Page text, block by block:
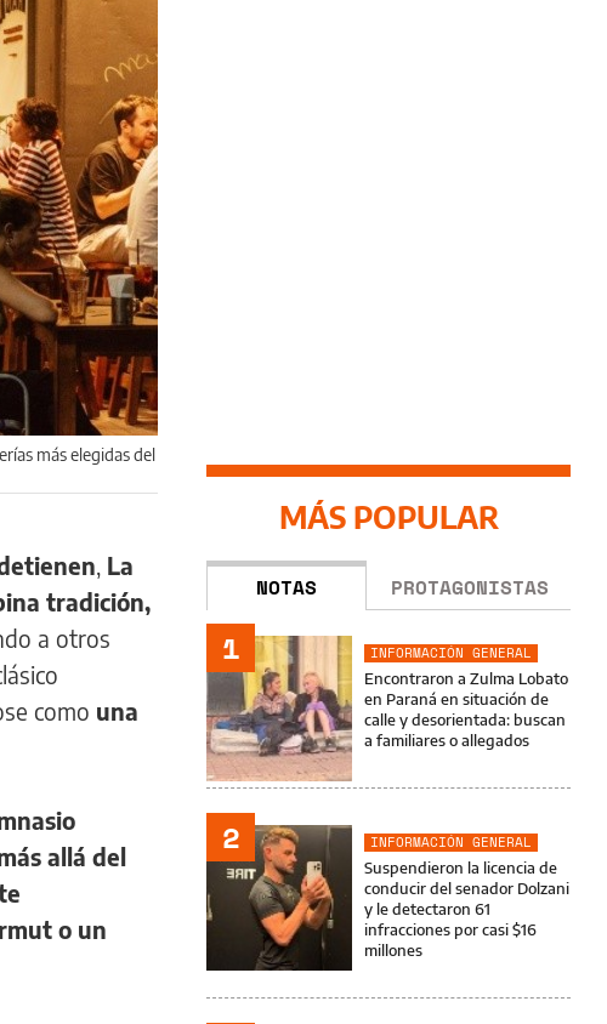
más elegidas del
La
tradición,
a otros
como una
allá del
o un
MÁS POPULAR
NOTAS PROTAGONISTAS
1
INFORMACIÓN GENERAL
Encontraron a Zulma Lobato
en Paraná en situación de
calle y desorientada: buscan
a familiares o allegados
2
INFORMACIÓN GENERAL
Suspendieron la licencia de
conducir del senador Dolzani
y le detectaron 61
infracciones por casi $16
millones